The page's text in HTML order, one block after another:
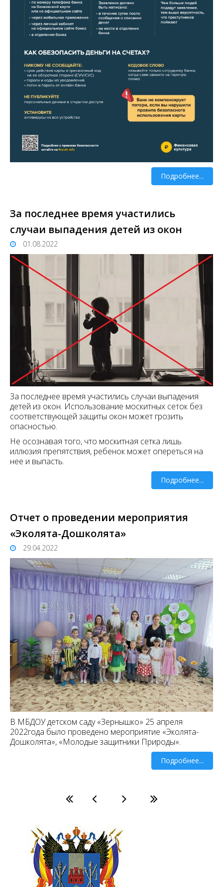
Подробнее...
За последнее время участились
случаи выпадения детей из окон
01.08.2022
За последнее время участились случаи выпадения
детей из окон. Использование москитных сеток без
соответствующей защиты окон может грозить
опасностью.
Не осознавая того, что москитная сетка лишь
иллюзия препятствия, ребенок может опереться на
нее и выпасть.
Подробнее...
Отчет о проведении мероприятия
«Эколята-Дошколята»
29.04.2022
В МБДОУ детском саду «Зернышко» 25 апреля
2022года было проведено мероприятие «Эколята-
Дошколята», «Молодые защитники Природы».
Подробнее...